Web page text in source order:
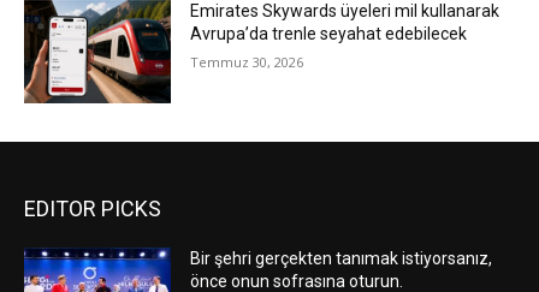
Emirates Skywards üyeleri mil kullanarak
Avrupa’da trenle seyahat edebilecek
Temmuz 30, 2026
EDITOR PICKS
Bir şehri gerçekten tanımak istiyorsanız,
önce onun sofrasına oturun.